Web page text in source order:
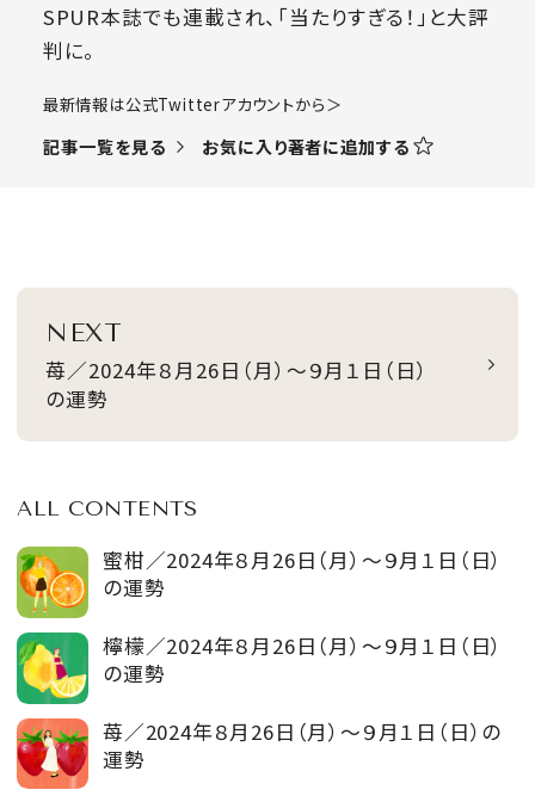
SPUR本誌でも連載され、「当たりすぎる！」と大評
判に。
​最新情報は公式Twitterアカウントから＞
記事一覧を見る お気に入り著者に追加する
NEXT
苺／2024年８月26日（月）～９月１日（日）
の運勢
ALL CONTENTS
蜜柑／2024年８月26日（月）～９月１日（日）
の運勢
檸檬／2024年８月26日（月）～９月１日（日）
の運勢
苺／2024年８月26日（月）～９月１日（日）の
運勢